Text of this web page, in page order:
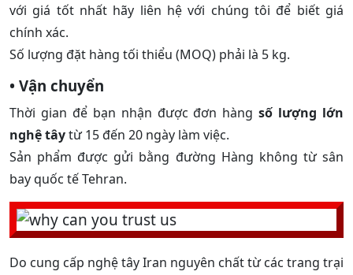
với giá tốt nhất hãy liên hệ với chúng tôi để biết giá
chính xác.
Số lượng đặt hàng tối thiểu (MOQ) phải là 5 kg.
• Vận chuyển
Thời gian để bạn nhận được đơn hàngsố lượng lớn
nghệ tâytừ 15 đến 20 ngày làm việc.
Sản phẩm được gửi bằng đường Hàng không từ sân
bay quốc tế Tehran.
Do cung cấp nghệ tây Iran nguyên chất từ ​​các trang trại